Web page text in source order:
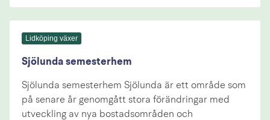
Lidköping växer
Sjölunda semesterhem
Sjölunda semesterhem Sjölunda är ett område som
på senare år genomgått stora förändringar med
utveckling av nya bostadsområden och